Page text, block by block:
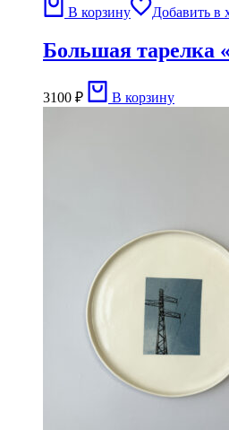
В корзину Добавить в
Большая тарелка
3100 ₽ В корзину